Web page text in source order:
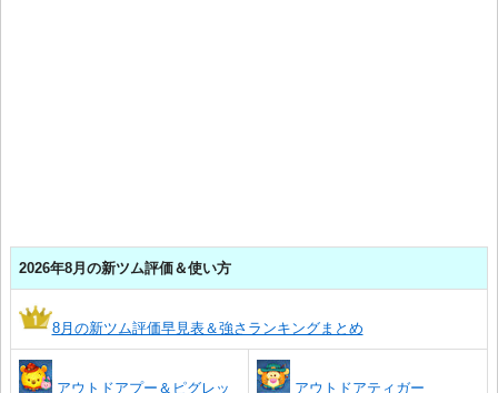
2026年8月の新ツム評価＆使い方
8月の新ツム評価早見表＆強さランキングまとめ
アウトドアプー＆ピグレッ
アウトドアティガー